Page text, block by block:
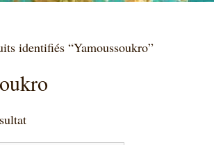
identifiés “Yamoussoukro”